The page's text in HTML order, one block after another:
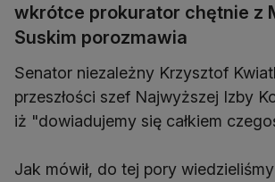
wkrótce prokurator chętnie z
Suskim porozmawia
Senator niezależny Krzysztof
przeszłości szef Najwyższej Izby
iż "dowiadujemy się całkiem
Jak mówił, do tej pory